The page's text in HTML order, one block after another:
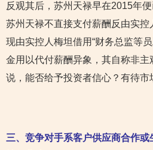
反观其后，苏州天禄早在2015年
苏州天禄不直接支付薪酬反由实控
现由实控人梅坦借用“财务总监等
金用以代付薪酬异象，其自称非
说，能否给予投资者信心？有待市
三、竞争对手系客户供应商合作或